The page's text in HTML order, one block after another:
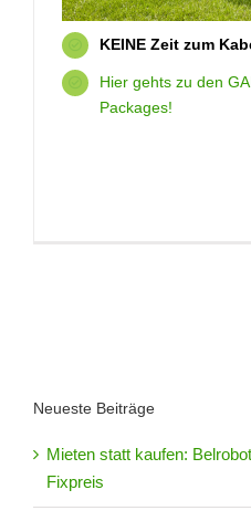
KEINE Zeit zum
Hier gehts zu den
Packages!
Neueste Beiträge
Mieten statt kaufen:
Fixpreis